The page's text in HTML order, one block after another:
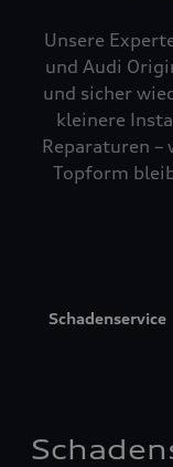
Unsere
und Audi
und sicher
kleinere
Reparaturen –
Topform
Schadenservice